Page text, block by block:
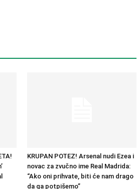
KRUPAN POTEZ! Arsenal nudi Ezea i
novac za zvučno ime Real Madrida:
“Ako oni prihvate, biti će nam drago
da ga potpišemo”